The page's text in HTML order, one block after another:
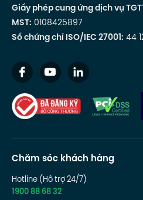
Giấy phép cung ứng dịch vụ
MST: 0108425897
Số chứng chỉ ISO/IEC 27001: 44
Chăm sóc khách hàng
Hotline (Hỗ trợ 24/7)
1900 88 68 32